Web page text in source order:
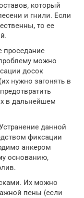
который
и гнили. Если
то ее
проседание
можно
досок
нужно загонять в
в дальнейшем
данной
фиксации
анкером
основанию,
Их можно
пены (если